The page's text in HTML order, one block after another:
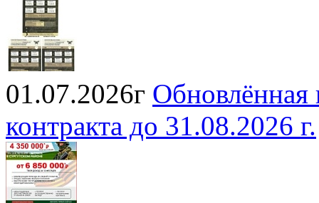
01.07.2026г
контракта до 31.08.2026 г.